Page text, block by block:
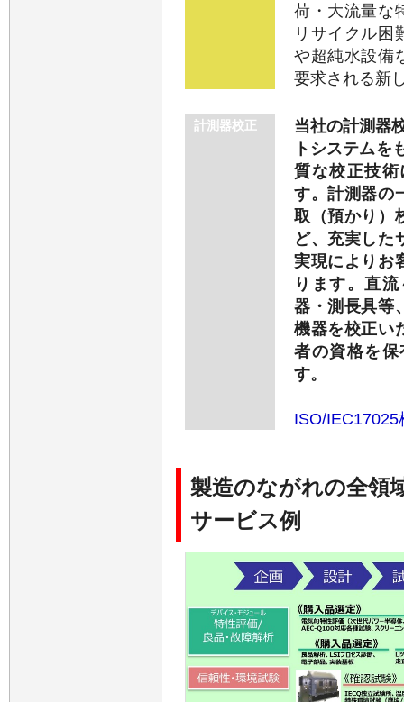
荷・大流量な
リサイクル困
や超純水設備
要求される新
計測器校正
当社の計測器
トシステムを
質な校正技
す。計測器の
取（預かり）
ど、充実した
実現によりお
ります。直
器・測長具等
機器を校正い
者の資格を
す。
ISO/IEC17025
製造のながれの全領
サービス例